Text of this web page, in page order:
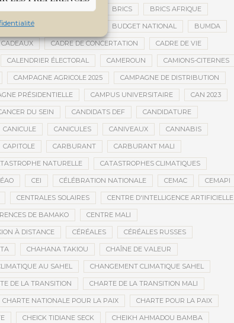
BRICE OLIGUI NGUEMA BRICS BRICS AFRIQUE
BUDGET DE LA PRÉSIDENCE BUDGET NATIONAL BUMDA
CADEAUX CADRE DE CONCERTATION CADRE DE VIE
CALENDRIER ÉLECTORAL CAMEROUN CAMIONS-CITERNES
CAMPAGNE AGRICOLE 2025 CAMPAGNE DE DISTRIBUTION
PRÉSIDENTIELLE CAMPUS UNIVERSITAIRE CAN 2023
DU SEIN CANDIDATS DEF CANDIDATURE
CANICULE CANICULES CANIVEAUX CANNABIS
CAPITOLE CARBURANT CARBURANT MALI
NATURELLE CATASTROPHES CLIMATIQUES
CEI CÉLÉBRATION NATIONALE CEMAC CEMAPI
CENTRALES SOLAIRES CENTRE D'INTELLIGENCE ARTIFICIELLE
DE BAMAKO CENTRE MALI
À DISTANCE CÉRÉALES CÉRÉALES RUSSES
CHAHANA TAKIOU CHAÎNE DE VALEUR
AU SAHEL CHANGEMENT CLIMATIQUE SAHEL
DE LA TRANSITION CHARTE DE LA TRANSITION MALI
CHARTE NATIONALE POUR LA PAIX CHARTE POUR LA PAIX
CHEICK TIDIANE SECK CHEIKH AHMADOU BAMBA